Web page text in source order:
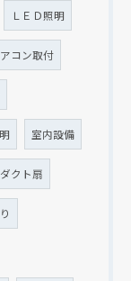
ＬＥＤ照明
コン取付
室内設備
ダクト扇